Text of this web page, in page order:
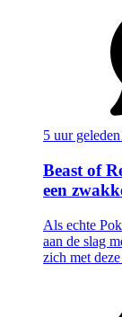
5 uur geleden
Beast of
een
Als echte
aan de slag
zich met